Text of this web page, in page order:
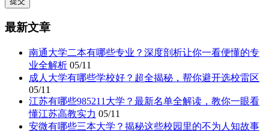
最新文章
南通大学二本有哪些专业？深度剖析让你一看便懂的专
业全解析 05/11
成人大学有哪些学校好？超全揭秘，帮你避开选校雷区
05/11
江苏有哪些985211大学？最新名单全解读，教你一眼看
懂江苏高教实力 05/11
安微有哪些三本大学？揭秘这些校园里的不为人知故事